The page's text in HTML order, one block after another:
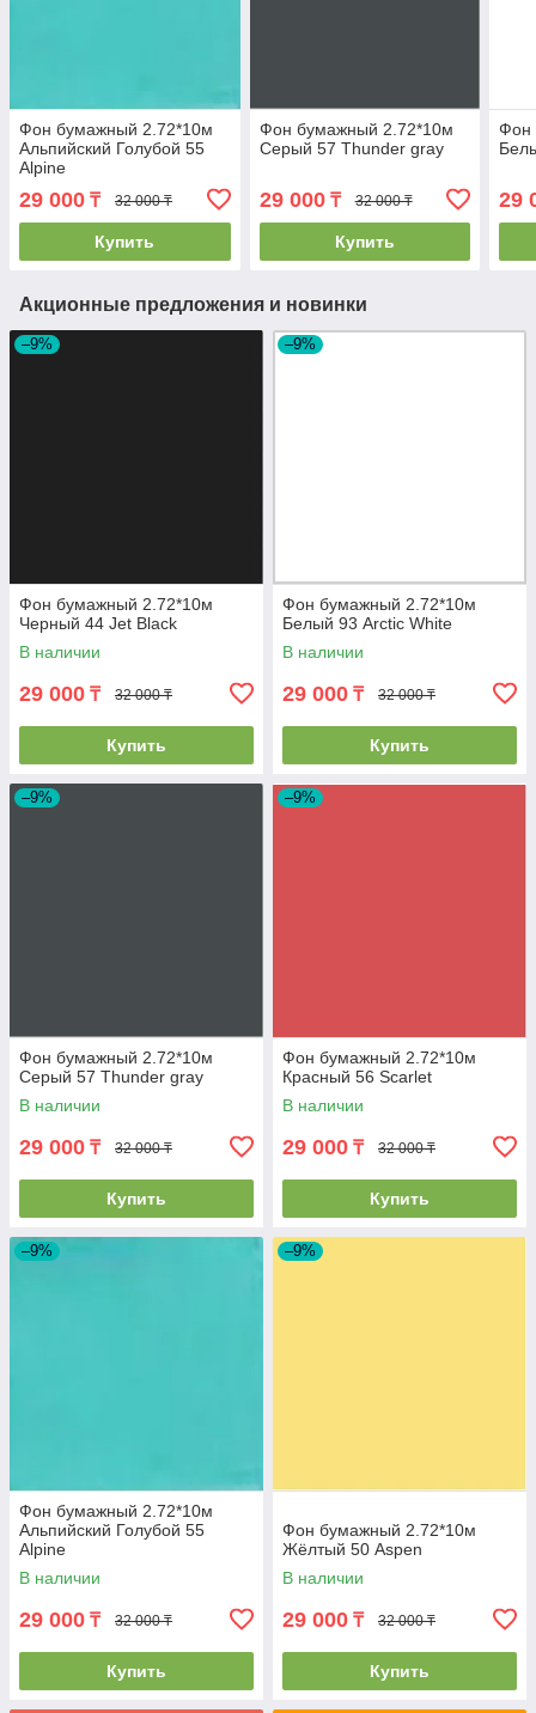
Фон бумажный 2.72*10м
Альпийский Голубой 55
Alpine
29 000 ₸ 32 000 ₸
Купить
Фон бумажный 2.72*10м
Серый 57 Thunder gray
29 000₸ 32 000 ₸
Купить
Фон
29
Акционные предложения и новинки
–9%
Фон бумажный 2.72*10м
Черный 44 Jet Black
В наличии
29 000 ₸ 32 000 ₸
Купить
–9%
Фон бумажный 2.72*10м
Белый 93 Arctic White
В наличии
29 000 ₸ 32 000 ₸
Купить
–9%
Фон бумажный 2.72*10м
Серый 57 Thunder gray
В наличии
29 000 ₸ 32 000 ₸
Купить
–9%
Фон бумажный 2.72*10м
Красный 56 Scarlet
В наличии
29 000 ₸ 32 000 ₸
Купить
–9%
Фон бумажный 2.72*10м
Альпийский Голубой 55
Alpine
В наличии
29 000 ₸ 32 000 ₸
Купить
–9%
Фон бумажный 2.72*10м
Жёлтый 50 Aspen
В наличии
29 000 ₸ 32 000 ₸
Купить